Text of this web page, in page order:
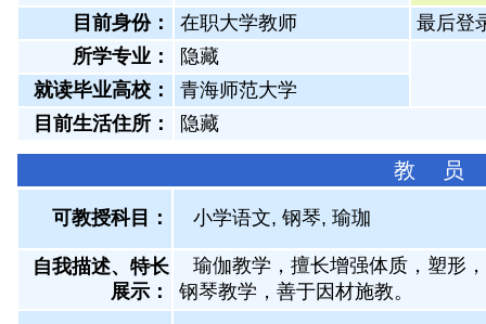
目前身份： 在职大学教师
最后登
所学专业：
隐藏
就读毕业高校：
青海师范大学
目前生活住所：
隐藏
教 员
可教授科目： 小学语文, 钢琴, 瑜珈
自我描述、特长
展示 ：
瑜伽教学，擅长增强体质，塑形
钢琴教学，善于因材施教。